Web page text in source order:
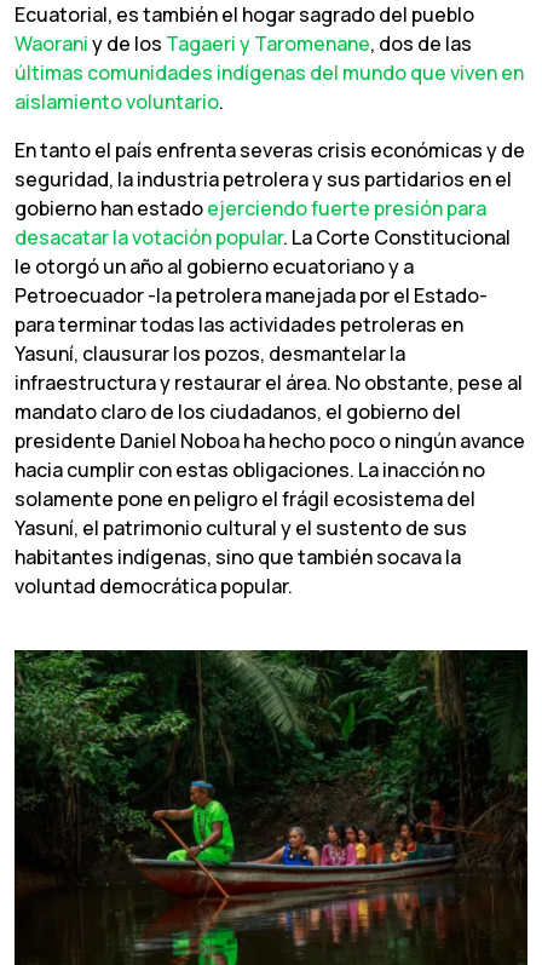
Ecuatorial, es también el hogar sagrado del pueblo
Waoraniy de los Tagaeri y Taromenane, dos de las
últimas comunidades indígenas del mundo que viven en
aislamiento voluntario.
En tanto el país enfrenta severas crisis económicas y de
seguridad, la industria petrolera y sus partidarios en el
gobierno han estadoejerciendo fuerte presión para
desacatar la votación popular. La Corte Constitucional
le otorgó un año al gobierno ecuatoriano y a
Petroecuador -la petrolera manejada por el Estado-
para terminar todas las actividades petroleras en
Yasuní, clausurar los pozos, desmantelar la
infraestructura y restaurar el área. No obstante, pese al
mandato claro de los ciudadanos, el gobierno del
presidente Daniel Noboa ha hecho poco o ningún avance
hacia cumplir con estas obligaciones. La inacción no
solamente pone en peligro el frágil ecosistema del
Yasuní, el patrimonio cultural y el sustento de sus
habitantes indígenas, sino que también socava la
voluntad democrática popular.